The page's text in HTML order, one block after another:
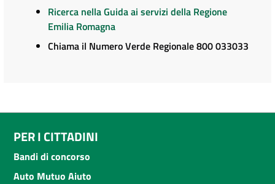
Ricerca nella Guida ai servizi della Regione
Emilia Romagna
Chiama il Numero Verde Regionale 800 033033
PER I CITTADINI
Bandi di concorso
Auto Mutuo Aiuto